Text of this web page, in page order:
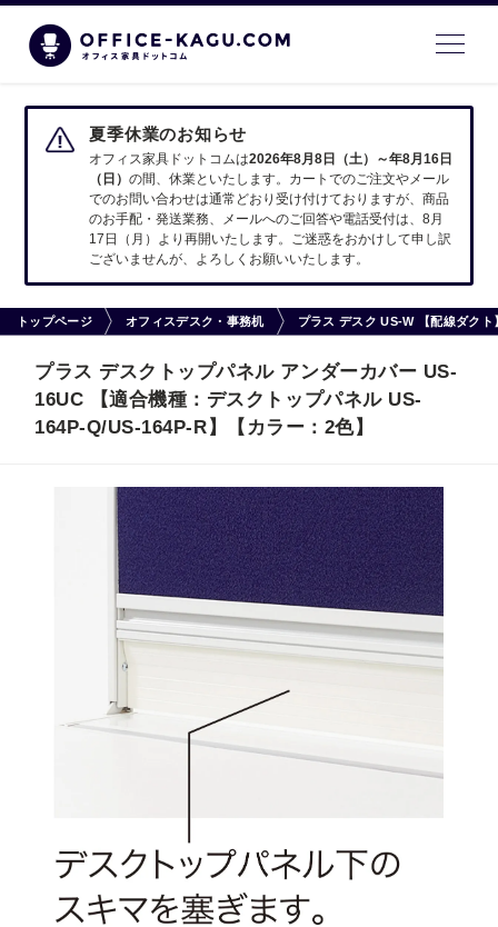
夏季休業のお知らせ
オフィス家具ドットコムは2026年8月8日（土）～年8月16日
（日）の間、休業といたします。カートでのご注文やメール
でのお問い合わせは通常どおり受け付けておりますが、商品
のお手配・発送業務、メールへのご回答や電話受付は、8月
17日（月）より再開いたします。ご迷惑をおかけして申し訳
ございませんが、よろしくお願いいたします。
トップページ オフィスデスク・事務机 プラス デスク US-W 【配線ダク
プラス デスクトップパネル アンダーカバー US-
16UC 【適合機種：デスクトップパネル US-
164P-Q/US-164P-R】【カラー：2色】